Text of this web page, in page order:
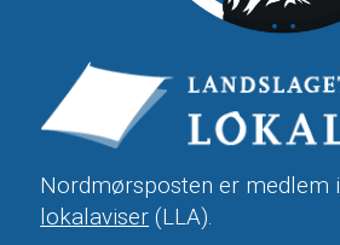
Nordmørsposten er medlem i
lokalaviser (LLA).